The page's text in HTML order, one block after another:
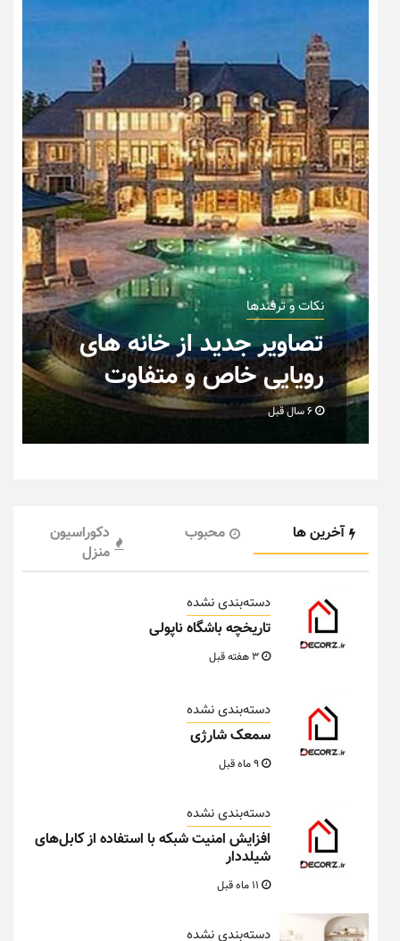
نکات و ترفندها
تصاویر جدید از خانه های
رویایی خاص و متفاوت
آخرین ها محبوب
دکوراسیون
منزل
دسته‌بندی نشده
تاریخچه باشگاه ناپولی
دسته‌بندی نشده
سمعک شارژی
دسته‌بندی نشده
افزایش امنیت شبکه با استفاده از کابل‌های
شیلددار
دسته‌بندی نشده